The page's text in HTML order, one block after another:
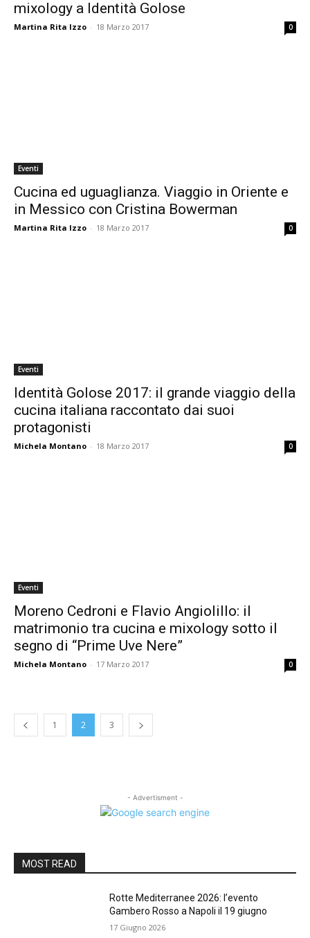
mixology a Identità Golose
Martina Rita Izzo - 18 Marzo 2017 0
Eventi
Cucina ed uguaglianza. Viaggio in Oriente e
in Messico con Cristina Bowerman
Martina Rita Izzo - 18 Marzo 2017 0
Eventi
Identità Golose 2017: il grande viaggio della
cucina italiana raccontato dai suoi
protagonisti
Michela Montano - 18 Marzo 2017 0
Eventi
Moreno Cedroni e Flavio Angiolillo: il
matrimonio tra cucina e mixology sotto il
segno di “Prime Uve Nere”
Michela Montano - 17 Marzo 2017 0
1 2 3
- Advertisment -
MOST READ
Rotte Mediterranee 2026: l’evento
Gambero Rosso a Napoli il 19 giugno
17 Giugno 2026